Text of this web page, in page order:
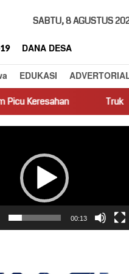
SABTU, 8 AGUSTUS
DANA DESA
EDUKASI
Truk Miring Hambat Arus
00:13